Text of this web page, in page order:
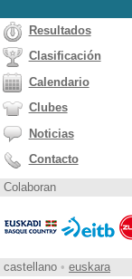
Resultados
Clasificación
Calendario
Clubes
Noticias
Contacto
Colaboran
castellano • euskara